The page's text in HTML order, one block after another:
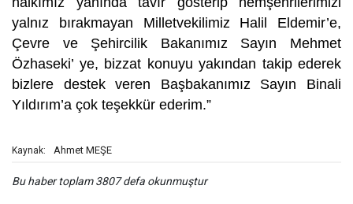
yalnız bırakmayan Milletvekilimiz Halil Eldemir’e,
Çevre ve Şehircilik Bakanımız Sayın Mehmet
Özhaseki’ ye, bizzat konuyu yakından takip ederek
bizlere destek veren Başbakanımız Sayın Binali
Yıldırım’a çok teşekkür ederim.”
Kaynak: Ahmet MEŞE
Bu haber toplam 3807 defa okunmuştur